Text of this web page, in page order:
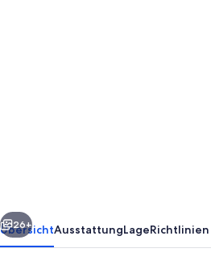
Weiter
26+
ÜbersichtAusstattungLageRichtlinien